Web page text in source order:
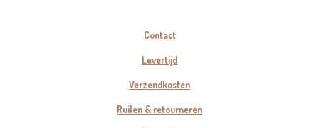
Contact
Levertijd
Verzendkosten
Ruilen & retourneren